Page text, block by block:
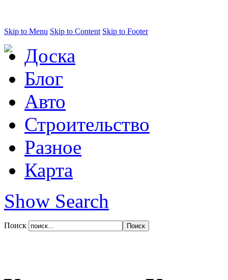
Skip to Menu Skip to Content Skip to Footer
Доска
Блог
Авто
Строительство
Разное
Карта
Show Search
Поиск